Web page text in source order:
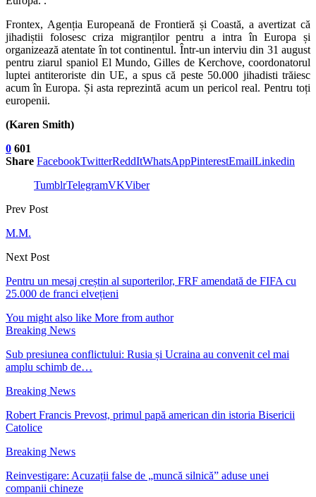
Frontex, Agenția Europeană de Frontieră și Coastă, a avertizat că
jihadiștii folosesc criza migranților pentru a intra în Europa și
organizează atentate în tot continentul. Într-un interviu din 31 august
pentru ziarul spaniol El Mundo, Gilles de Kerchove, coordonatorul
luptei antiteroriste din UE, a spus că peste 50.000 jihadisti trăiesc
acum în Europa. Și asta reprezintă acum un pericol real. Pentru toți
europenii.
(Karen Smith)
0 601
Share FacebookTwitterReddItWhatsAppPinterestEmailLinkedin
TumblrTelegramVKViber
Prev Post
M.M.
Next Post
Pentru un mesaj creștin al suporterilor, FRF amendată de FIFA cu
25.000 de franci elvețieni
You might also like More from author
Breaking News
Sub presiunea conflictului: Rusia și Ucraina au convenit cel mai
amplu schimb de…
Breaking News
Robert Francis Prevost, primul papă american din istoria Bisericii
Catolice
Breaking News
Reinvestigare: Acuzații false de „muncă silnică” aduse unei
companii chineze